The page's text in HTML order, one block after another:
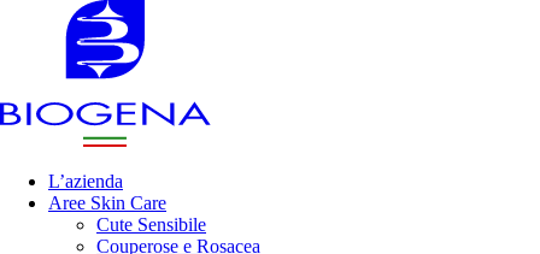
L’azienda
Aree Skin Care
Cute Sensibile
Couperose e Rosacea